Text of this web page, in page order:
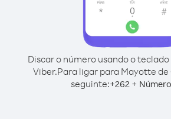
Discar o número usando o
Viber.Para ligar para Mayotte de
seguinte:+262 +